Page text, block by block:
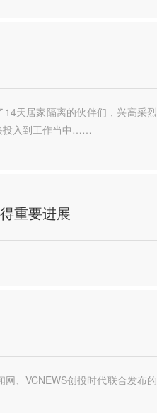
天居家隔离的伙伴们，兴高采烈
投入到工作当中……
重要进展
、VCNEWS创投时代联合发布的